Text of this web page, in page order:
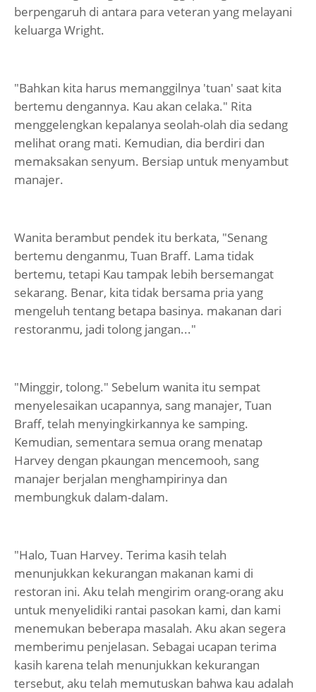
berpengaruh di antara para veteran yang melayani
keluarga Wright.
"Bahkan kita harus memanggilnya 'tuan' saat kita
bertemu dengannya. Kau akan celaka." Rita
menggelengkan kepalanya seolah-olah dia sedang
melihat orang mati. Kemudian, dia berdiri dan
memaksakan senyum. Bersiap untuk menyambut
manajer.
Wanita berambut pendek itu berkata, "Senang
bertemu denganmu, Tuan Braff. Lama tidak
bertemu, tetapi Kau tampak lebih bersemangat
sekarang. Benar, kita tidak bersama pria yang
mengeluh tentang betapa basinya. makanan dari
restoranmu, jadi tolong jangan..."
"Minggir, tolong." Sebelum wanita itu sempat
menyelesaikan ucapannya, sang manajer, Tuan
Braff, telah menyingkirkannya ke samping.
Kemudian, sementara semua orang menatap
Harvey dengan pkaungan mencemooh, sang
manajer berjalan menghampirinya dan
membungkuk dalam-dalam.
"Halo, Tuan Harvey. Terima kasih telah
menunjukkan kekurangan makanan kami di
restoran ini. Aku telah mengirim orang-orang aku
untuk menyelidiki rantai pasokan kami, dan kami
menemukan beberapa masalah. Aku akan segera
memberimu penjelasan. Sebagai ucapan terima
kasih karena telah menunjukkan kekurangan
tersebut, aku telah memutuskan bahwa kau adalah